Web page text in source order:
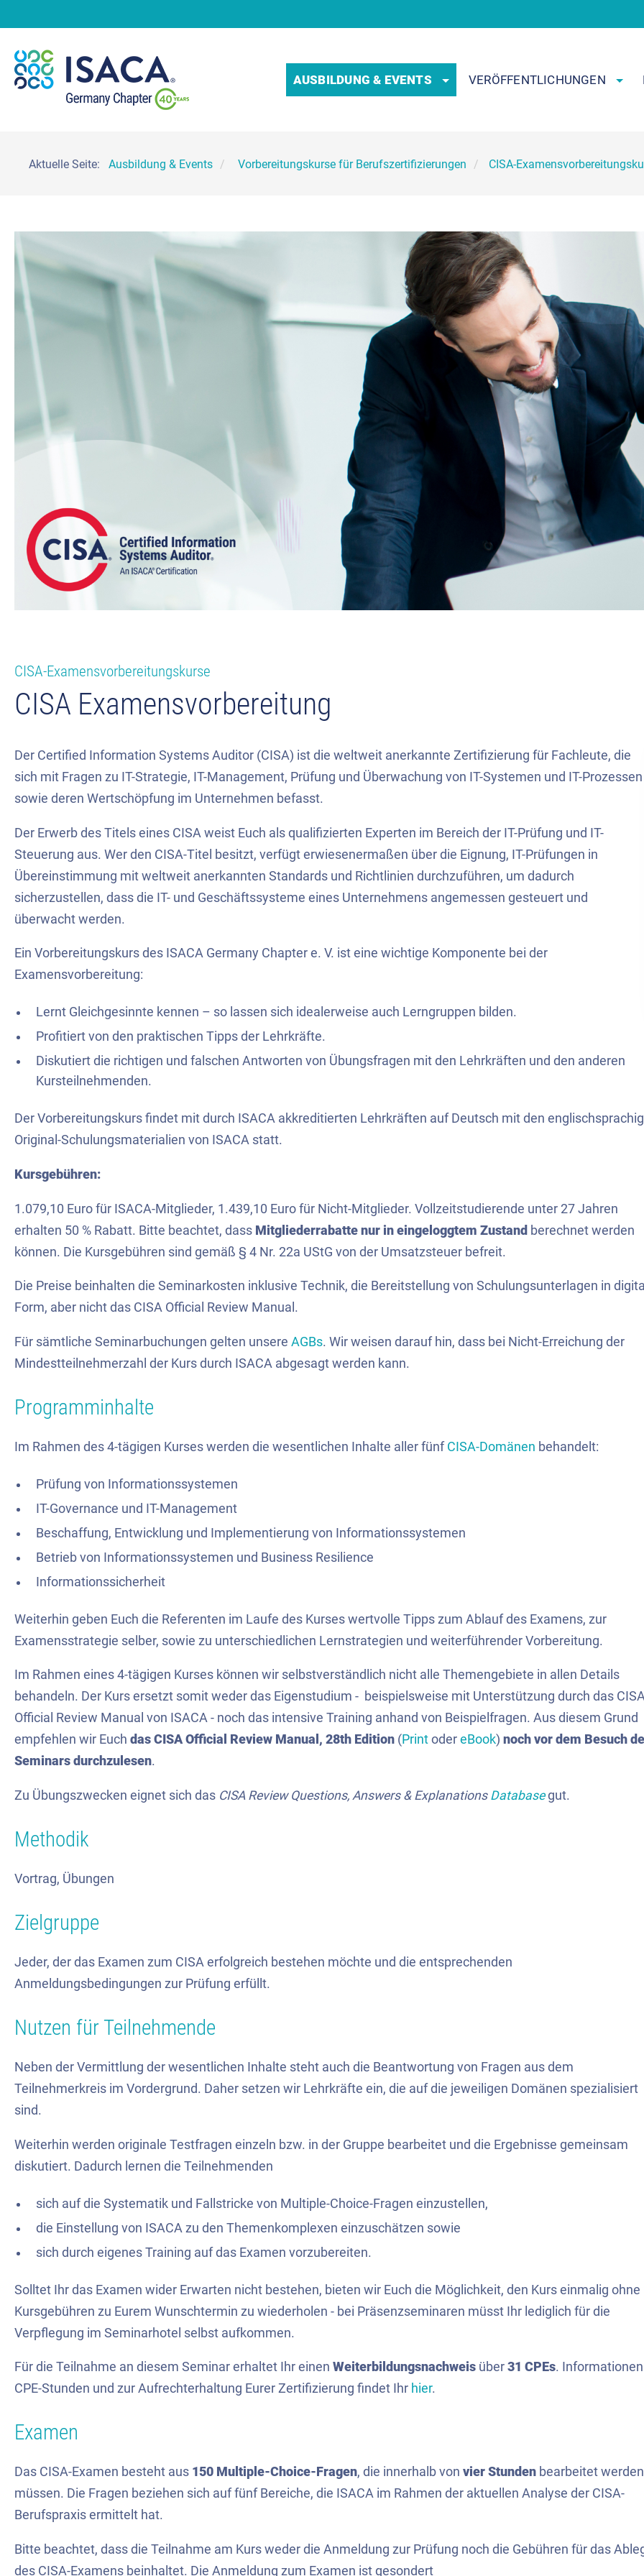
AUSBILDUNG & EVENTS VERÖFFENTLICHUNGEN
Aktuelle Seite: Ausbildung & Events Vorbereitungskurse für Berufszertifizierungen CISA-
CISA-Examensvorbereitungskurse
CISA Examensvorbereitung
Der Certified Information Systems Auditor (CISA) ist die weltweit anerkannte Zertifizierung für Fachleute, die
sich mit Fragen zu IT-Strategie, IT-Management, Prüfung und Überwachung von IT-Systemen und IT-Prozessen
sowie deren Wertschöpfung im Unternehmen befasst.
Der Erwerb des Titels eines CISA weist Euch als qualifizierten Experten im Bereich der IT-Prüfung und IT-
Steuerung aus. Wer den CISA-Titel besitzt, verfügt erwiesenermaßen über die Eignung, IT-Prüfungen in
Übereinstimmung mit weltweit anerkannten Standards und Richtlinien durchzuführen, um dadurch
sicherzustellen, dass die IT- und Geschäftssysteme eines Unternehmens angemessen gesteuert und
überwacht werden.
Ein Vorbereitungskurs des ISACA Germany Chapter e. V. ist eine wichtige Komponente bei der
Examensvorbereitung:
Lernt Gleichgesinnte kennen – so lassen sich idealerweise auch Lerngruppen bilden.
Profitiert von den praktischen Tipps der Lehrkräfte.
Diskutiert die richtigen und falschen Antworten von Übungsfragen mit den Lehrkräften und den anderen
Kursteilnehmenden.
Der Vorbereitungskurs findet mit durch ISACA akkreditierten Lehrkräften auf Deutsch mit den
Original-Schulungsmaterialien von ISACA statt.
Kursgebühren:
1.079,10 Euro für ISACA-Mitglieder, 1.439,10 Euro für Nicht-Mitglieder. Vollzeitstudierende unter 27 Jahren
erhalten 50 % Rabatt. Bitte beachtet, dass Mitgliederrabatte nur in eingeloggtem Zustand berechnet werden
können. Die Kursgebühren sind gemäß § 4 Nr. 22a UStG von der Umsatzsteuer befreit.
Die Preise beinhalten die Seminarkosten inklusive Technik, die Bereitstellung von Schulungsunterlagen in
Form, aber nicht das CISA Official Review Manual.
Für sämtliche Seminarbuchungen gelten unsere AGBs. Wir weisen darauf hin, dass bei Nicht-Erreichung der
Mindestteilnehmerzahl der Kurs durch ISACA abgesagt werden kann.
Programminhalte
Im Rahmen des 4-tägigen Kurses werden die wesentlichen Inhalte aller fünf CISA-Domänen behandelt:
Prüfung von Informationssystemen
IT-Governance und IT-Management
Beschaffung, Entwicklung und Implementierung von Informationssystemen
Betrieb von Informationssystemen und Business Resilience
Informationssicherheit
Weiterhin geben Euch die Referenten im Laufe des Kurses wertvolle Tipps zum Ablauf des Examens, zur
Examensstrategie selber, sowie zu unterschiedlichen Lernstrategien und weiterführender Vorbereitung.
Im Rahmen eines 4-tägigen Kurses können wir selbstverständlich nicht alle Themengebiete in allen Details
behandeln. Der Kurs ersetzt somit weder das Eigenstudium - beispielsweise mit Unterstützung durch das
Official Review Manual von ISACA - noch das intensive Training anhand von Beispielfragen. Aus diesem Grund
empfehlen wir Euch das CISA Official Review Manual, 28th Edition (Print oder eBook) noch vor dem Besuch
Seminars durchzulesen.
Zu Übungszwecken eignet sich das CISA Review Questions, Answers & Explanations Database gut.
Methodik
Vortrag, Übungen
Zielgruppe
Jeder, der das Examen zum CISA erfolgreich bestehen möchte und die entsprechenden
Anmeldungsbedingungen zur Prüfung erfüllt.
Nutzen für Teilnehmende
Neben der Vermittlung der wesentlichen Inhalte steht auch die Beantwortung von Fragen aus dem
Teilnehmerkreis im Vordergrund. Daher setzen wir Lehrkräfte ein, die auf die jeweiligen Domänen spezialisiert
sind.
Weiterhin werden originale Testfragen einzeln bzw. in der Gruppe bearbeitet und die Ergebnisse gemeinsam
diskutiert. Dadurch lernen die Teilnehmenden
sich auf die Systematik und Fallstricke von Multiple-Choice-Fragen einzustellen,
die Einstellung von ISACA zu den Themenkomplexen einzuschätzen sowie
sich durch eigenes Training auf das Examen vorzubereiten.
Solltet Ihr das Examen wider Erwarten nicht bestehen, bieten wir Euch die Möglichkeit, den Kurs einmalig ohne
Kursgebühren zu Eurem Wunschtermin zu wiederholen - bei Präsenzseminaren müsst Ihr lediglich für die
Verpflegung im Seminarhotel selbst aufkommen.
Für die Teilnahme an diesem Seminar erhaltet Ihr einen Weiterbildungsnachweis über 31 CPEs.
CPE-Stunden und zur Aufrechterhaltung Eurer Zertifizierung findet Ihr hier.
Examen
Das CISA-Examen besteht aus 150 Multiple-Choice-Fragen, die innerhalb von vier Stunden bearbeitet werden
müssen. Die Fragen beziehen sich auf fünf Bereiche, die ISACA im Rahmen der aktuellen Analyse der CISA-
Berufspraxis ermittelt hat.
Bitte beachtet, dass die Teilnahme am Kurs weder die Anmeldung zur Prüfung noch die Gebühren für das
des CISA-Examens beinhaltet. Die Anmeldung zum Examen ist gesondert